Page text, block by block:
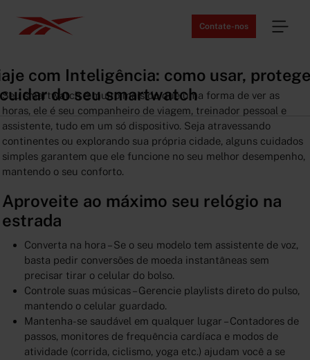
Contate-nos
com Inteligência: como usar,
do seu smartwatch
Seu smartwatch é muito mais do que uma forma de ver as
horas, ele é seu companheiro de viagem, treinador pessoal e
assistente, tudo em um só dispositivo. Seja atravessando
continentes ou explorando sua própria cidade, alguns cuidados
simples garantem que ele funcione no seu melhor desempenho,
mantendo o seu conforto.
Aproveite ao máximo seu relógio na
estrada
Converta na hora – Se o seu modelo tem assistente de voz,
basta pedir conversões de moeda instantâneas sem
precisar tirar o celular do bolso.
Controle suas músicas – Gerencie playlists direto do pulso,
mantendo o celular guardado.
Mantenha-se saudável em qualquer lugar – Contadores de
passos, monitores de frequência cardíaca e modos de
atividade (corrida, ciclismo, yoga etc.) ajudam você a se